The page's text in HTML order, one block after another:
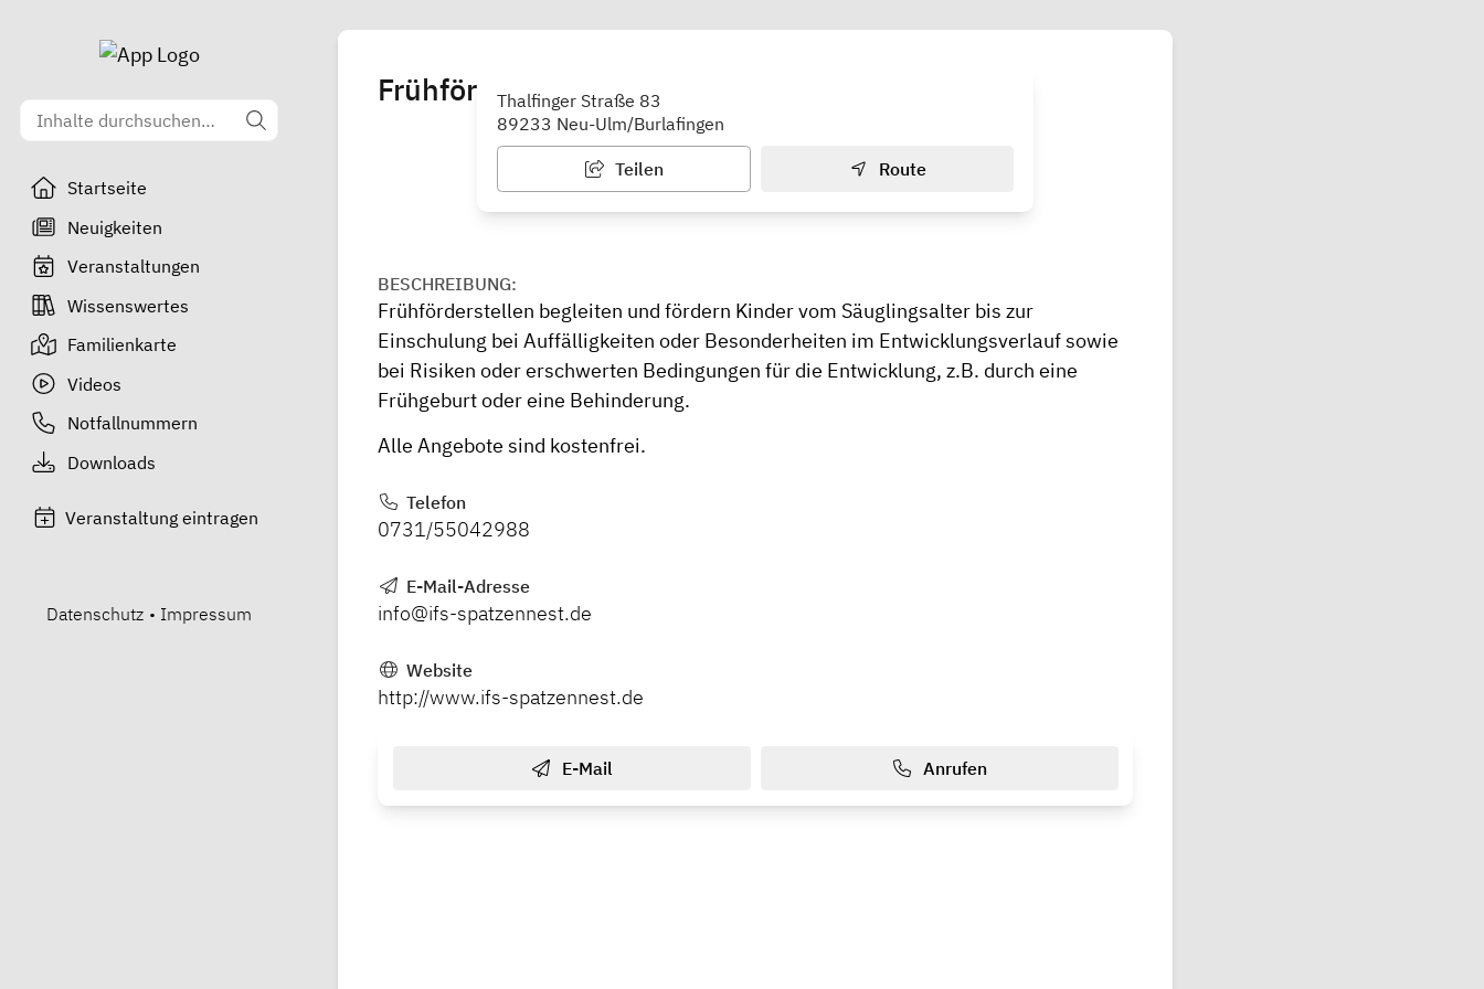
Startseite
Neuigkeiten
Veranstaltungen
Wissenswertes
Familienkarte
Videos
Notfallnummern
Downloads
Veranstaltung eintragen
Datenschutz • Impressum
Frühförderstelle Spatzennest
Thalfinger Straße 83
89233 Neu-Ulm/Burlafingen
Teilen Route
BESCHREIBUNG:
Frühförderstellen begleiten und fördern Kinder vom Säuglingsalter bis zur
Einschulung bei Auffälligkeiten oder Besonderheiten im Entwicklungsverlauf sowie
bei Risiken oder erschwerten Bedingungen für die Entwicklung, z.B. durch eine
Frühgeburt oder eine Behinderung.
Alle Angebote sind kostenfrei.
Telefon
0731/55042988
E-Mail-Adresse
info@ifs-spatzennest.de
Website
http://www.ifs-spatzennest.de
E-Mail Anrufen